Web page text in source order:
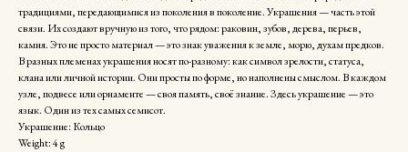
традициями, передающимися из поколения в поколение. Украшения — часть этой
связи. Их создают вручную из того, что рядом: раковин, зубов, дерева, перьев,
камня. Это не просто материал — это знак уважения к земле, морю, духам предков.
В разных племенах украшения носят по-разному: как символ зрелости, статуса,
клана или личной истории. Они просты по форме, но наполнены смыслом. В каждом
узле, подвесе или орнаменте — своя память, своё знание. Здесь украшение — это
язык. Один из тех самых семисот.
Украшение: Кольцо
Weight: 4 g